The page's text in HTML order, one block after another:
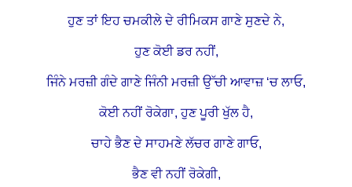
ਹੁਣ ਤਾਂ ਇਹ ਚਮਕੀਲੇ ਦੇ ਰੀਮਿਕਸ ਗਾਣੇ ਸੁਣਦੇ ਨੇ,
ਹੁਣ ਕੋਈ ਡਰ ਨਹੀਂ,
ਜਿੰਨੇ ਮਰਜ਼ੀ ਗੰਦੇ ਗਾਣੇ ਜਿੰਨੀ ਮਰਜ਼ੀ ਉੱਚੀ ਆਵਾਜ਼ ‘ਚ ਲਾਓ,
ਕੋਈ ਨਹੀਂ ਰੋਕੇਗਾ, ਹੁਣ ਪੂਰੀ ਖੁੱਲ ਹੈ,
ਚਾਹੇ ਭੈਣ ਦੇ ਸਾਹਮਣੇ ਲੱਚਰ ਗਾਣੇ ਗਾਓ,
ਭੈਣ ਵੀ ਨਹੀਂ ਰੋਕੇਗੀ,